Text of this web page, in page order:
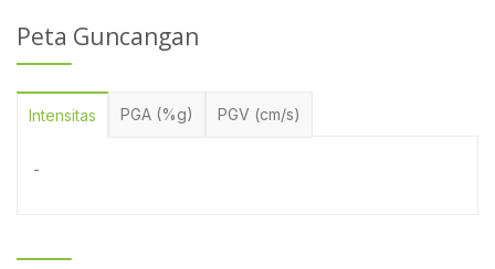
Peta Guncangan
Intensitas PGA (%g) PGV (cm/s)
-